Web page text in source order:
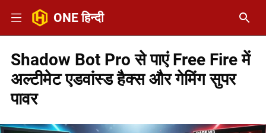
ONE हिन्दी
Shadow Bot Pro से पाएं Free Fire में
अल्टीमेट एडवांस्ड हैक्स और गेमिंग सुपर
पावर